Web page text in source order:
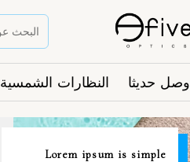
وصل حديثا النظارات الشمسية
26
Lorem ipsum is simple